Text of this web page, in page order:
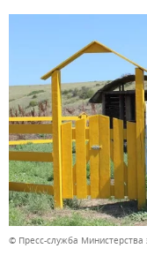
© Пресс-служба Министерства